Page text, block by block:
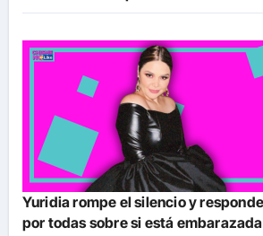
Yuridia rompe el silencio y
por todas sobre si está